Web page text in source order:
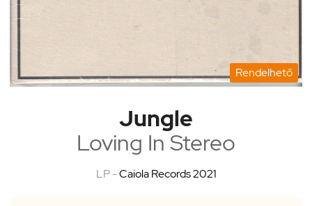
Rendelhető
Jungle
Loving In Stereo
LP -Caiola Records 2021